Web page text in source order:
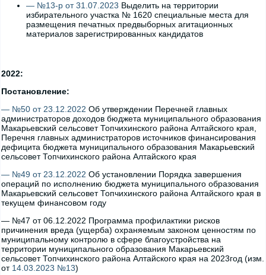
— №13-р от 31.07.2023 Выделить на территории
избирательного участка № 1620 специальные места для
размещения печатных предвыборных агитационных
материалов зарегистрированных кандидатов
2022:
Постановление:
— №50 от 23.12.2022 Об утверждении Перечней главных
администраторов доходов бюджета муниципального образования
Макарьевский сельсовет Топчихинского района Алтайского края,
Перечня главных администраторов источников финансирования
дефицита бюджета муниципального образования Макарьевский
сельсовет Топчихинского района Алтайского края
— №49 от 23.12.2022 Об установлении Порядка завершения
операций по исполнению бюджета муниципального образования
Макарьевский сельсовет Топчихинского района Алтайского края в
текущем финансовом году
— №47 от 06.12.2022 Программа профилактики рисков
причинения вреда (ущерба) охраняемым законом ценностям по
муниципальному контролю в сфере благоустройства на
территории муниципального образования Макарьевский
сельсовет Топчихинского района Алтайского края на 2023год (изм.
от 14.03.2023 №13)